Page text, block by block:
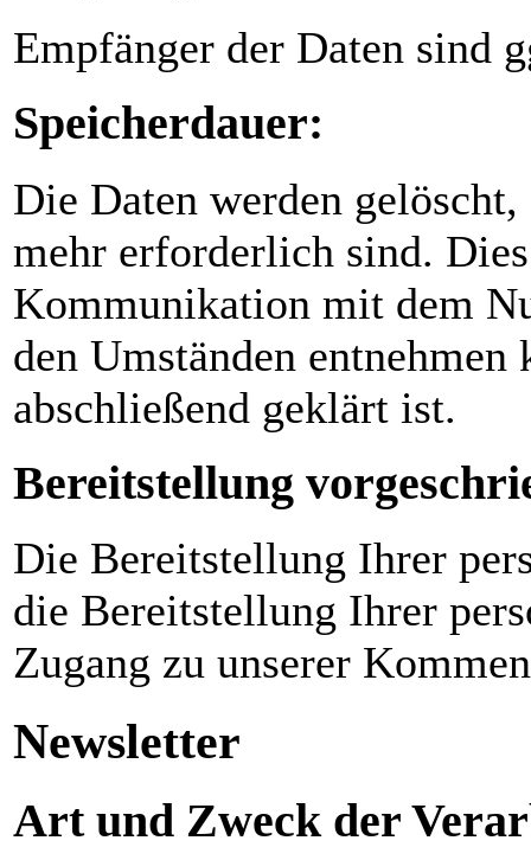
Empfänger der Daten sind
Speicherdauer:
Die Daten werden
mehr erforderlich sind.
Kommunikation mit dem
den Umständen
abschließend geklärt ist.
Bereitstellung
Die Bereitstellung Ihrer
die Bereitstellung Ihrer
Zugang zu unserer
Newsletter
Art und Zweck der